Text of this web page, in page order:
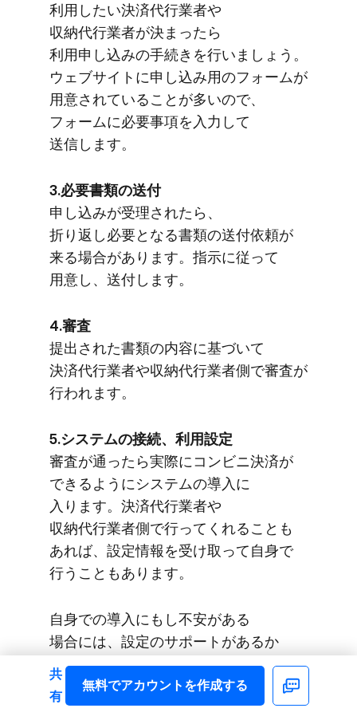
利用したい​決済代行業者や​
収納代行業者が​決まったら​
利用申し込みの​手続きを​行いましょう。​
ウェブサイトに​申し込み用の​フォームが​
用意されている​ことが​多いので、​
フォームに​必要事項を​入力して​
送信します。
3.必要書類の​送付
申し込みが​受理されたら、​
折り返し必要と​なる​書類の​送付依頼が​
来る​場合が​あります。​指示に​従って​
用意し、​送付します。
4.審査
提出された​書類の​内容に​基づいて​
決済代行業者や​収納代行業者側で​審査が​
行われます。
5.システムの​接続、​利用設定
審査が​通ったら​実際に​コンビニ決済が​
できるように​システムの​導入に​
入ります。​決済代行業者や​
収納代行業者側で​行ってくれる​ことも​
あれば、​設定情報を​受け取って​自身で​
行うこともあります。
自身での​導入にもし不安が​ある​
場合には、​設定の​サポートが​あるか​
どうかを​事前に​業者へ​確認しておくと​
よいでしょう。​設定終了後、​動作確認が​
取れたら​実際の​運用へと​移ります。​
Facebook
共
有
無料で​アカウントを​作成する